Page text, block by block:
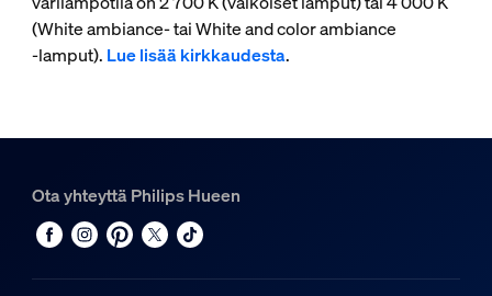
(White ambiance- tai White and color ambiance
‑lamput). Lue lisää kirkkaudesta.
Ota yhteyttä Philips Hueen